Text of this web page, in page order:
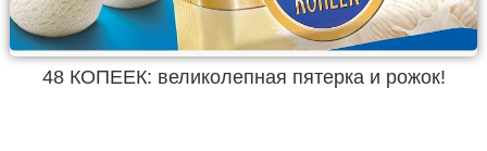
48 КОПЕЕК: великолепная пятерка и рожок!